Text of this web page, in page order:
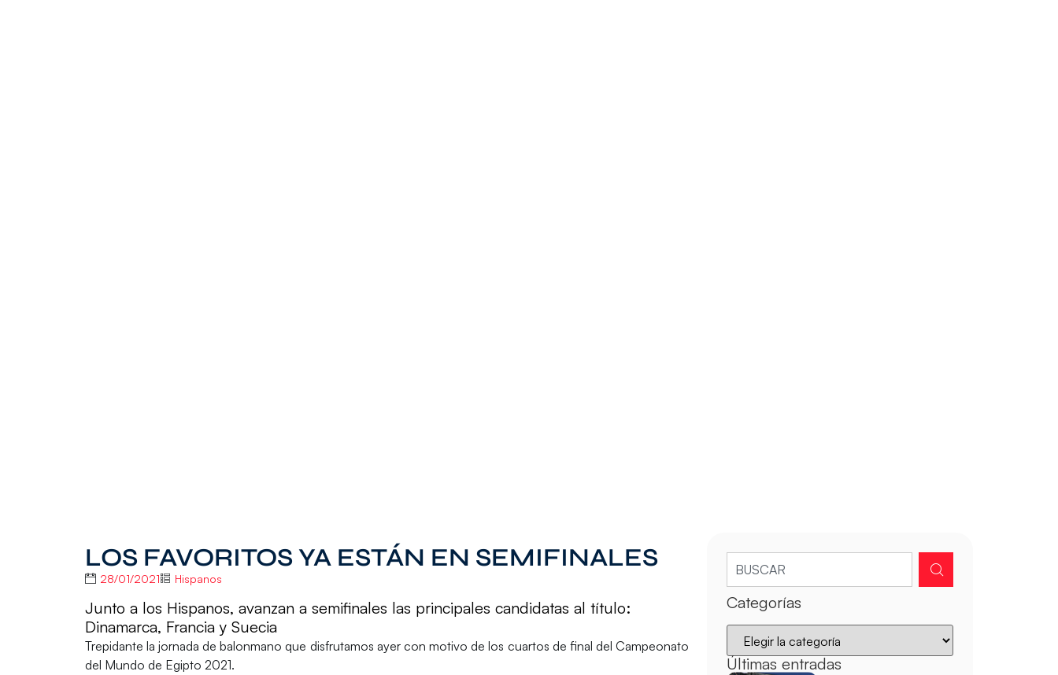
LOS FAVORITOS YA ESTÁN EN SEMIFINALES
28/01/2021 Hispanos
Junto a los Hispanos, avanzan a semifinales las principales candidatas al título:
Dinamarca, Francia y Suecia
Trepidante la jornada de balonmano que disfrutamos ayer con motivo de los cuartos de final delCampeonato
del Mundo de Egipto 2021.
Categorías
Últimas entradas